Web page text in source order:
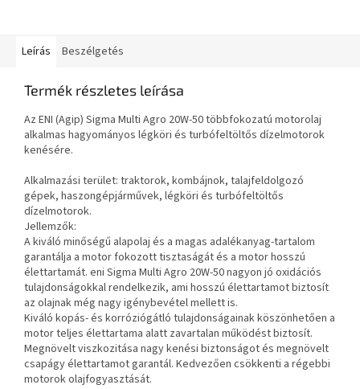
Leírás Beszélgetés
Termék részletes leírása
Az ENI (Agip) Sigma Multi Agro 20W-50 többfokozatú motorolaj
alkalmas hagyományos légköri és turbófeltöltős dízelmotorok
kenésére.
Alkalmazási terület: traktorok, kombájnok, talajfeldolgozó
gépek, haszongépjárművek, légköri és turbófeltöltős
dízelmotorok.
Jellemzők:
A kiváló minőségű alapolaj és a magas adalékanyag-tartalom
garantálja a motor fokozott tisztaságát és a motor hosszú
élettartamát. eni Sigma Multi Agro 20W-50 nagyon jó oxidációs
tulajdonságokkal rendelkezik, ami hosszú élettartamot biztosít
az olajnak még nagy igénybevétel mellett is.
Kiváló kopás- és korróziógátló tulajdonságainak köszönhetően a
motor teljes élettartama alatt zavartalan működést biztosít.
Megnövelt viszkozitása nagy kenési biztonságot és megnövelt
csapágy élettartamot garantál. Kedvezően csökkenti a régebbi
motorok olajfogyasztását.